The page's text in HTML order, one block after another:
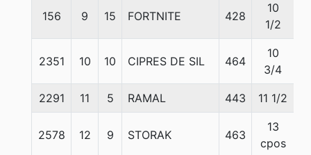
156 9 15 FORTNITE 428
10
1/2
2351 10 10 CIPRES DE SIL 464
10
3/4
2291 11 5 RAMAL 443 11 1/2
2578 12 9 STORAK 463
13
cpos